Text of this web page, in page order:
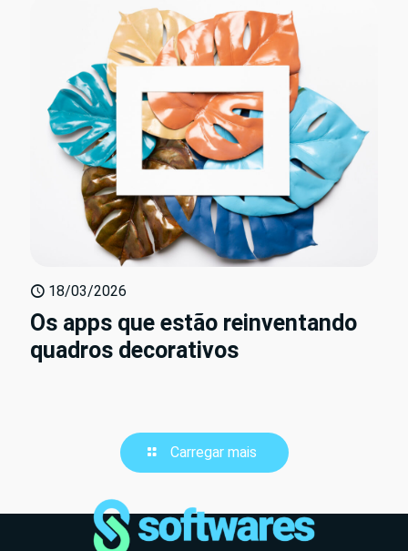
18/03/2026
Os apps que estão reinventando
quadros decorativos
Carregar mais